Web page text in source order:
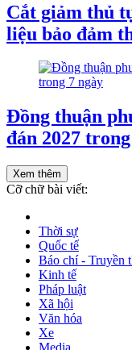
Cắt giảm thủ
liệu bảo đảm
Đồng thuận
đán 2027
Xem thêm
Cỡ chữ bài viết:
Thời sự
Quốc tế
Báo chí - Truyền
Kinh tế
Pháp luật
Xã hội
Văn hóa
Xe